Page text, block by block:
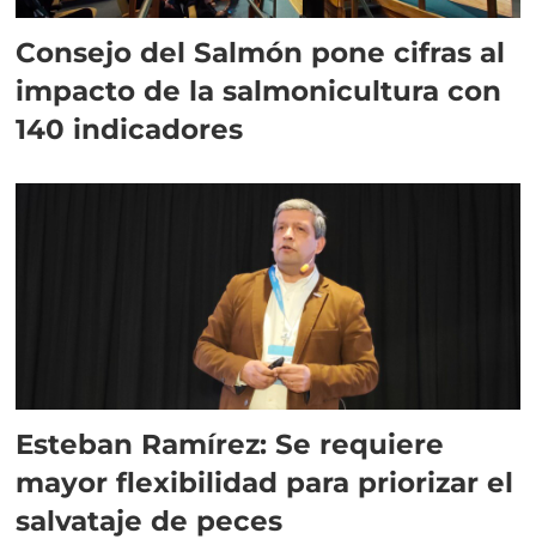
Consejo del Salmón pone cifras al
impacto de la salmonicultura con
140 indicadores
Esteban Ramírez: Se requiere
mayor flexibilidad para priorizar el
salvataje de peces